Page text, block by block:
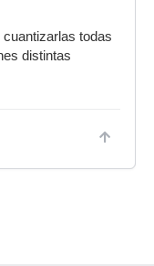
todas
distintas